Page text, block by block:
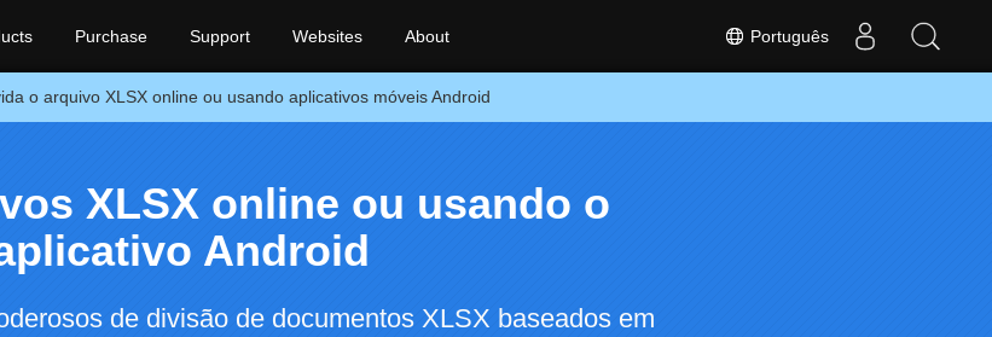
Português
Purchase Support Websites About
o arquivo XLSX online ou usando aplicativos móveis Android
XLSX online ou usando o
Android
de divisão de documentos XLSX baseados em